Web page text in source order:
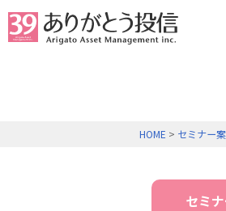
HOME > セミナー
セミ